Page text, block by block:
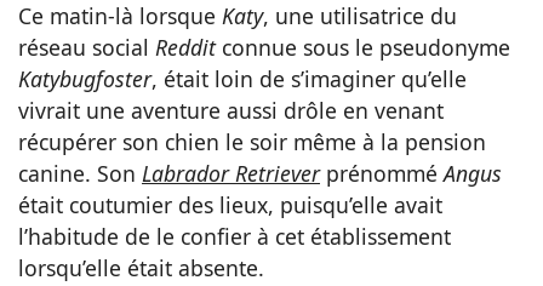
Ce matin-là lorsque Katy, une utilisatrice du
réseau social Reddit connue sous le pseudonyme
Katybugfoster, était loin de s’imaginer qu’elle
vivrait une aventure aussi drôle en venant
récupérer son chien le soir même à la pension
canine. Son Labrador RetrieverprénomméAngus
était coutumier des lieux, puisqu’elle avait
l’habitude de le confier à cet établissement
lorsqu’elle était absente.